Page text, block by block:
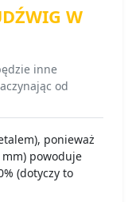
W
inne
od
ponieważ
powoduje
(dotyczy to